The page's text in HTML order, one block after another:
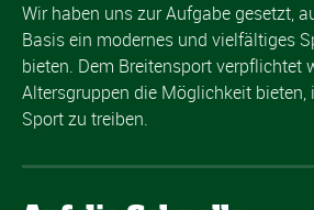
Wir haben uns zur Aufgabe gesetzt,
Basis ein modernes und vielfältiges
bieten. Dem Breitensport verpflichtet
Altersgruppen die Möglichkeit bieten,
Sport zu treiben.